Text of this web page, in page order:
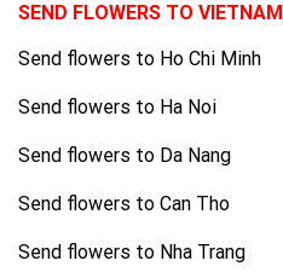
SEND FLOWERS TO VIETNAM
Send flowers to Ho Chi Minh
Send flowers to Ha Noi
Send flowers to Da Nang
Send flowers to Can Tho
Send flowers to Nha Trang